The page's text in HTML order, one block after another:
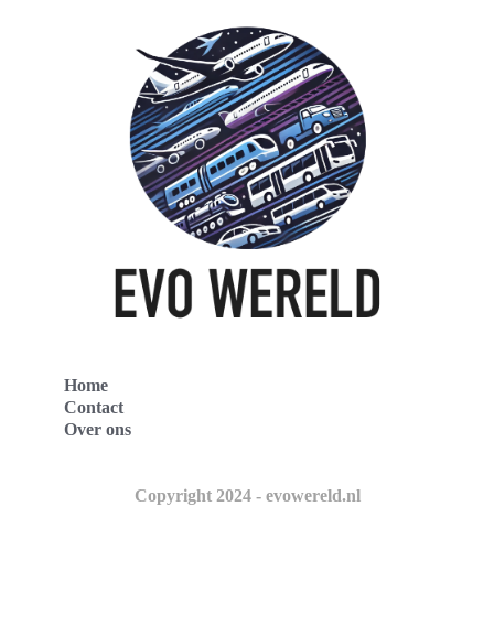
Home
Contact
Over ons
Copyright 2024 - evowereld.nl